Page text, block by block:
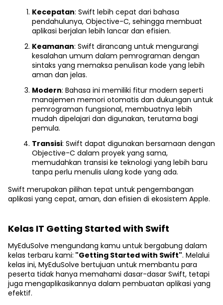
Kecepatan: Swift lebih cepat dari bahasa
pendahulunya, Objective-C, sehingga membuat
aplikasi berjalan lebih lancar dan efisien.
Keamanan: Swift dirancang untuk mengurangi
kesalahan umum dalam pemrograman dengan
sintaks yang memaksa penulisan kode yang lebih
aman dan jelas.
Modern: Bahasa ini memiliki fitur modern seperti
manajemen memori otomatis dan dukungan untuk
pemrograman fungsional, membuatnya lebih
mudah dipelajari dan digunakan, terutama bagi
pemula.
Transisi: Swift dapat digunakan bersamaan dengan
Objective-C dalam proyek yang sama,
memudahkan transisi ke teknologi yang lebih baru
tanpa perlu menulis ulang kode yang ada.
Swift merupakan pilihan tepat untuk pengembangan
aplikasi yang cepat, aman, dan efisien di ekosistem Apple.
Kelas IT Getting Started with Swift
MyEduSolve mengundang kamu untuk bergabung dalam
kelas terbaru kami: "Getting Started with Swift". Melalui
kelas ini, MyEduSolve bertujuan untuk membantu para
peserta tidak hanya memahami dasar-dasar Swift, tetapi
juga mengaplikasikannya dalam pembuatan aplikasi yang
efektif.